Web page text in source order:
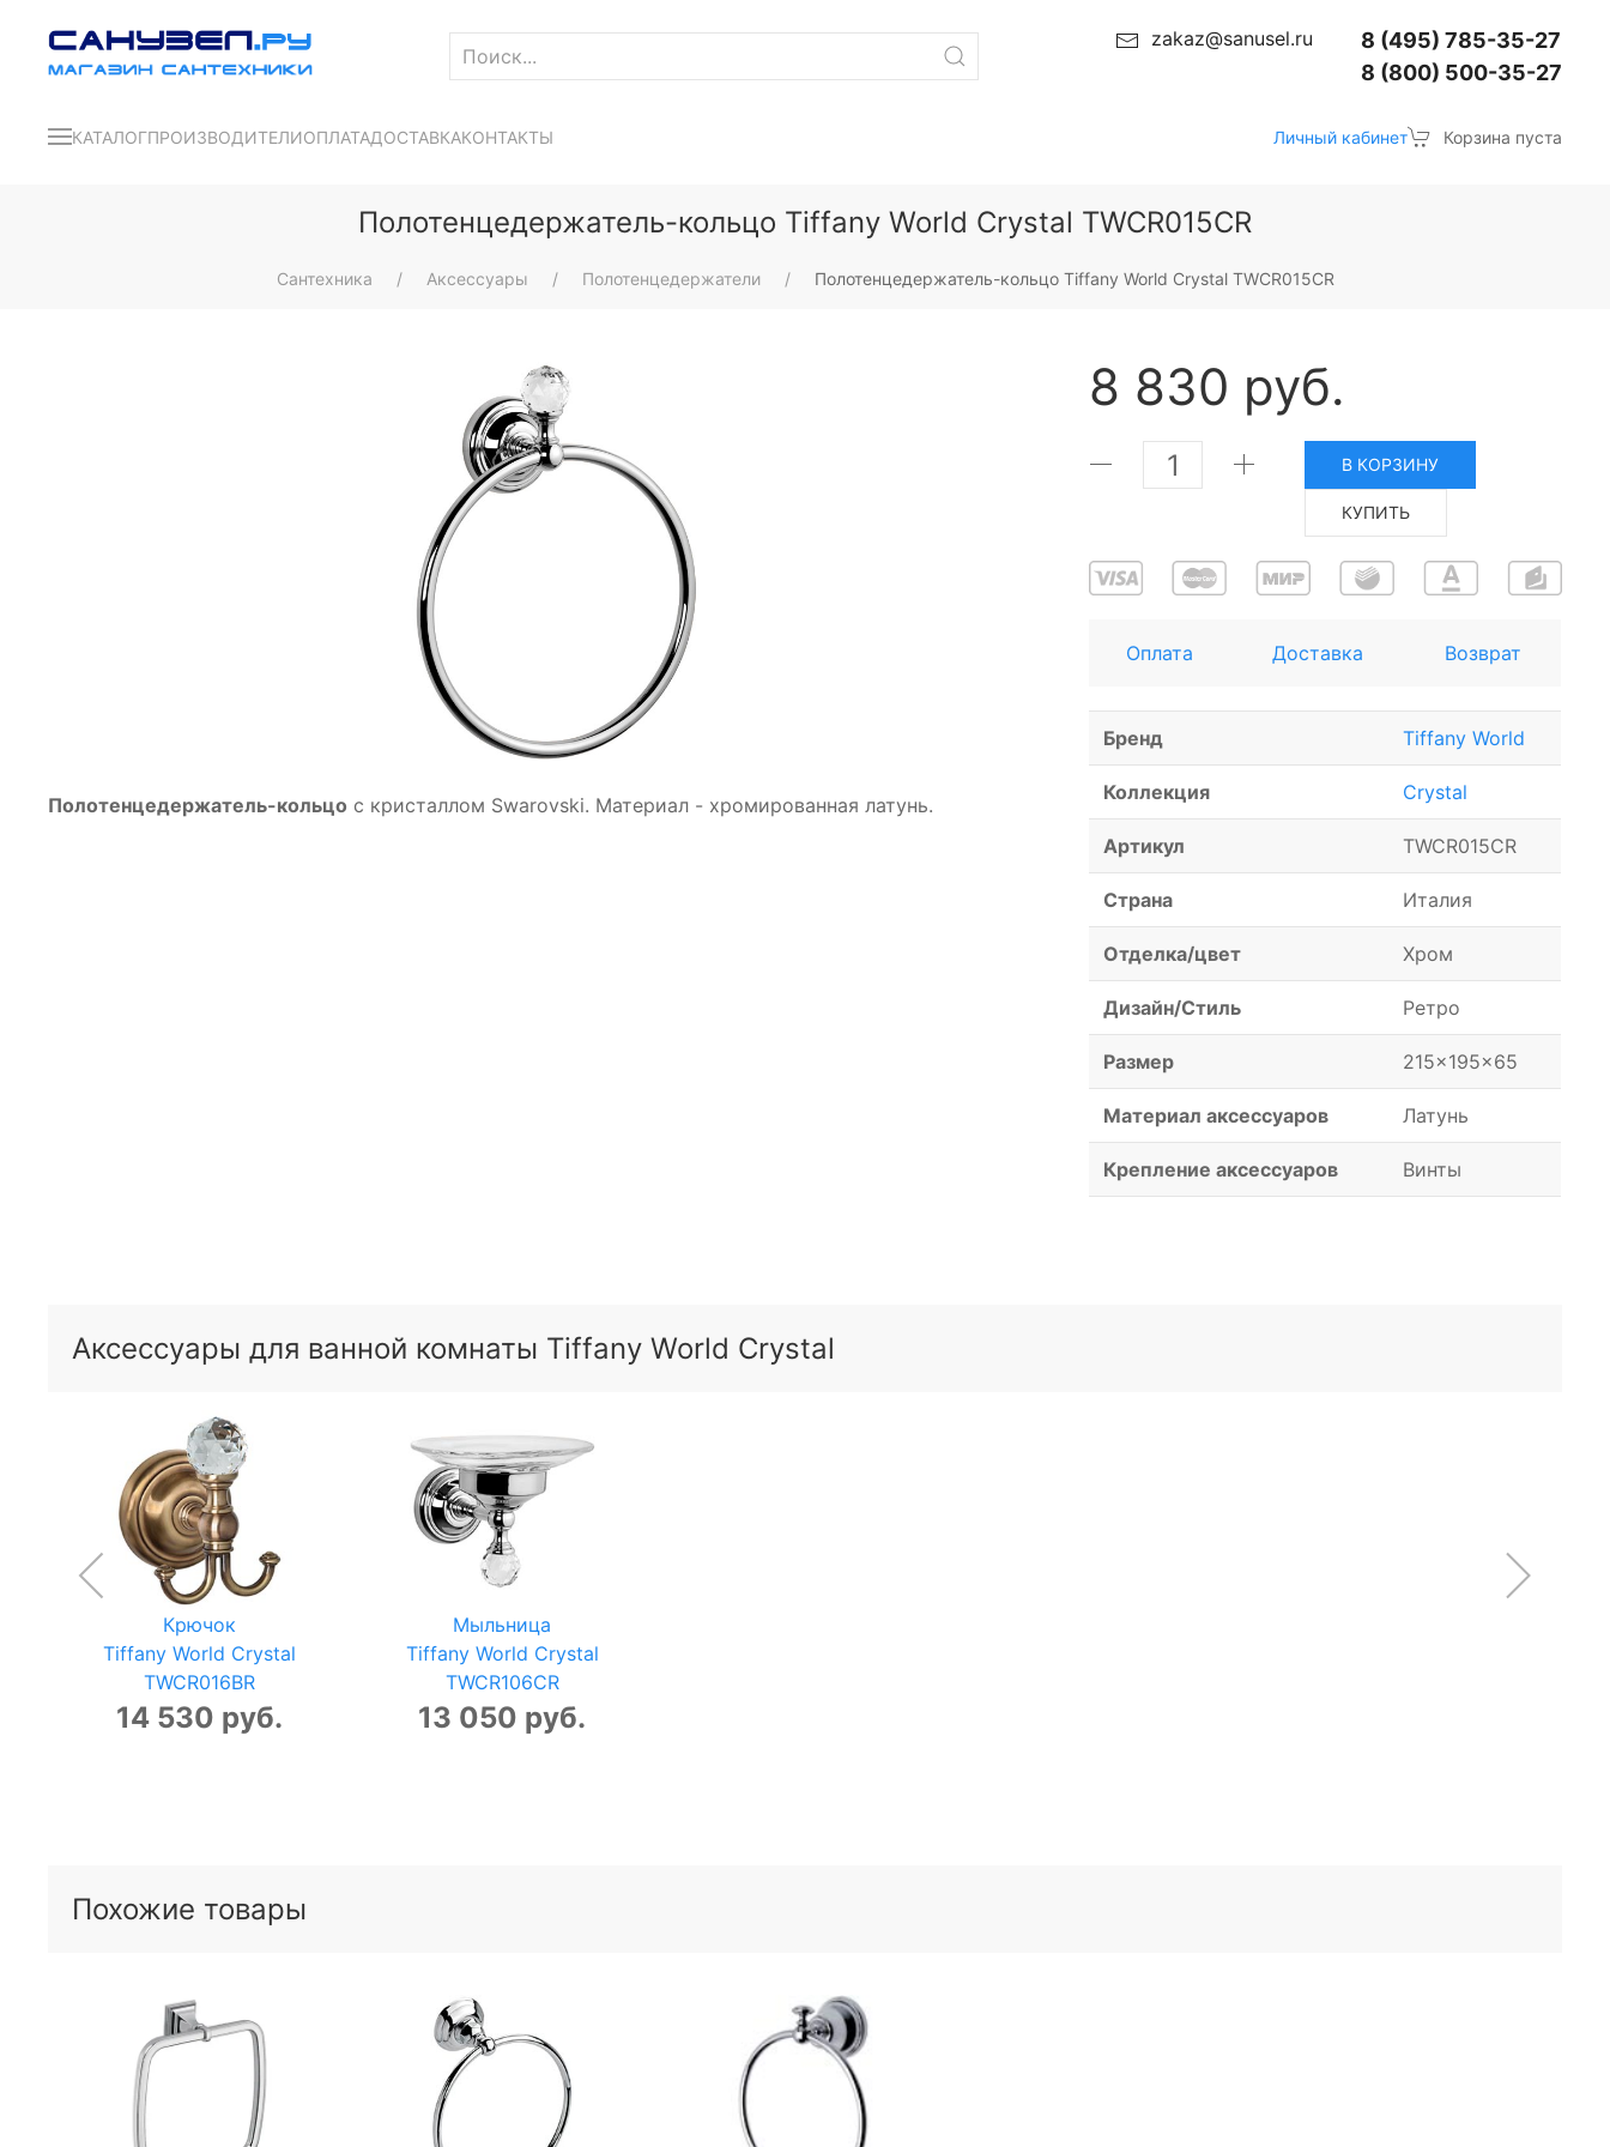
zakaz@sanusel.ru
8 (495) 785-35-27
8 (800) 500-35-27
КАТАЛОГПРОИЗВОДИТЕЛИОПЛАТАДОСТАВКАКОНТАКТЫ Личный кабинет Корзина пуста
Полотенцедержатель-кольцо Tiffany World Crystal TWCR015CR
Сантехника Аксессуары Полотенцедержатели Полотенцедержатель-кольцо Tiffany World Crystal TWCR015CR
Полотенцедержатель-кольцо с кристаллом Swarovski. Материал - хромированная латунь.
8 830 руб.
В КОРЗИНУ
КУПИТЬ
Оплата Доставка Возврат
Бренд Tiffany World
Коллекция Crystal
Артикул TWCR015CR
Страна Италия
Отделка/цвет Хром
Дизайн/Стиль Ретро
Размер 215x195x65
Материал аксессуаров Латунь
Крепление аксессуаров Винты
Аксессуары для ванной комнаты Tiffany World Crystal
Крючок
Tiffany World Crystal
TWCR016BR
14 530 руб.
Мыльница
Tiffany World Crystal
TWCR106CR
13 050 руб.
Похожие товары